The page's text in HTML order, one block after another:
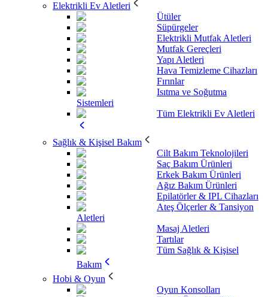
Elektrikli Ev Aletleri
Ütüler
Süpürgeler
Elektrikli Mutfak Aletleri
Mutfak Gereçleri
Yapı Aletleri
Hava Temizleme Cihazları
Fırınlar
Isıtma ve Soğutma
Sistemleri
Tüm Elektrikli Ev Aletleri
Sağlık & Kişisel Bakım
Cilt Bakım Teknolojileri
Saç Bakım Ürünleri
Erkek Bakım Ürünleri
Ağız Bakım Ürünleri
Epilatörler & IPL Cihazları
Ateş Ölçerler & Tansiyon
Aletleri
Masaj Aletleri
Tartılar
Tüm Sağlık & Kişisel
Bakım
Hobi & Oyun
Oyun Konsolları